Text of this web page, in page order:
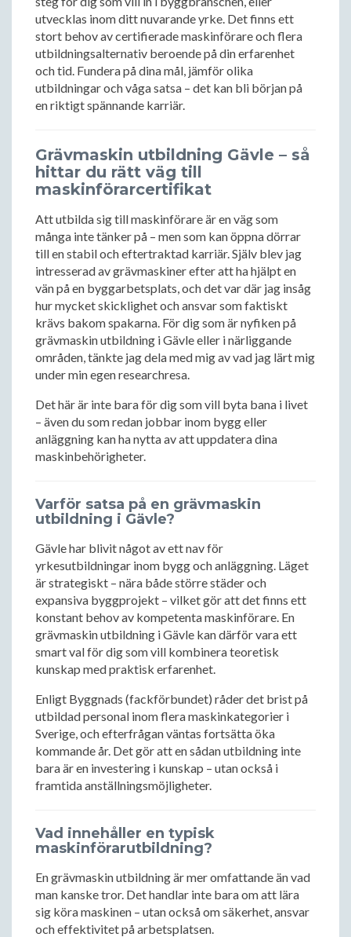
utvecklas inom ditt nuvarande yrke. Det finns ett
stort behov av certifierade maskinförare och flera
utbildningsalternativ beroende på din erfarenhet
och tid. Fundera på dina mål, jämför olika
utbildningar och våga satsa – det kan bli början på
en riktigt spännande karriär.
Grävmaskin utbildning Gävle – så
hittar du rätt väg till
maskinförarcertifikat
Att utbilda sig till maskinförare är en väg som
många inte tänker på – men som kan öppna dörrar
till en stabil och eftertraktad karriär. Själv blev jag
intresserad av grävmaskiner efter att ha hjälpt en
vän på en byggarbetsplats, och det var där jag insåg
hur mycket skicklighet och ansvar som faktiskt
krävs bakom spakarna. För dig som är nyfiken på
grävmaskin utbildning i Gävle eller i närliggande
områden, tänkte jag dela med mig av vad jag lärt mig
under min egen researchresa.
Det här är inte bara för dig som vill byta bana i livet
– även du som redan jobbar inom bygg eller
anläggning kan ha nytta av att uppdatera dina
maskinbehörigheter.
Varför satsa på en grävmaskin
utbildning i Gävle?
Gävle har blivit något av ett nav för
yrkesutbildningar inom bygg och anläggning. Läget
är strategiskt – nära både större städer och
expansiva byggprojekt – vilket gör att det finns ett
konstant behov av kompetenta maskinförare. En
grävmaskin utbildning i Gävle kan därför vara ett
smart val för dig som vill kombinera teoretisk
kunskap med praktisk erfarenhet.
Enligt Byggnads (fackförbundet) råder det brist på
utbildad personal inom flera maskinkategorier i
Sverige, och efterfrågan väntas fortsätta öka
kommande år. Det gör att en sådan utbildning inte
bara är en investering i kunskap – utan också i
framtida anställningsmöjligheter.
Vad innehåller en typisk
maskinförarutbildning?
En grävmaskin utbildning är mer omfattande än vad
man kanske tror. Det handlar inte bara om att lära
sig köra maskinen – utan också om säkerhet, ansvar
och effektivitet på arbetsplatsen.